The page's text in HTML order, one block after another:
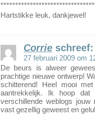
Hartstikke leuk, dankjewel!
Corrie schreef:
27 februari 2009 om
De beurs is alweer
prachtige nieuwe ontwerp!
schitterend! Heel mooi
aantrekkelijk. Ik hoop
verschillende weblogs
vast gezellig geweest en